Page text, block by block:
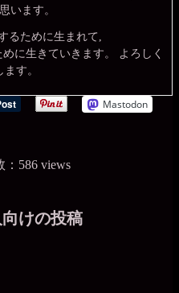
います。
るために生まれて,
に生きていきます。 よろしく
す。
Mastodon
586 views
けの投稿